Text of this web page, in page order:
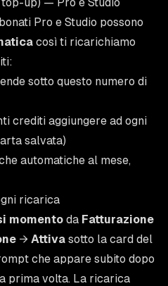
Pro e Studio possono
così ti ricarichiamo
sotto questo numero di
crediti aggiungere ad ogni
salvata)
automatiche al mese,
ricarica
momento da Fatturazione
→ Attiva sotto la card del
che appare subito dopo
prima volta. La ricarica